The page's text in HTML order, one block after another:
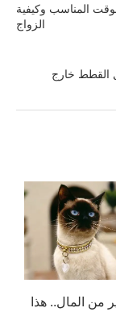
المناسب وكيفية
الزواج
لعلاج تبول القطط خارج
من المال.. هذا